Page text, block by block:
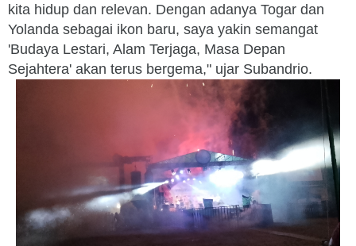
kita hidup dan relevan. Dengan adanya Togar dan
Yolanda sebagai ikon baru, saya yakin semangat
'Budaya Lestari, Alam Terjaga, Masa Depan
Sejahtera' akan terus bergema," ujar Subandrio.